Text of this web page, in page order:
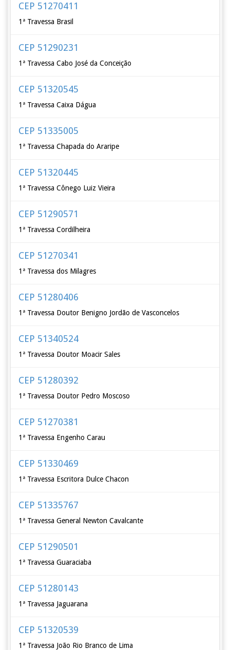
CEP 51270411
1ª Travessa Brasil
CEP 51290231
1ª Travessa Cabo José da Conceição
CEP 51320545
1ª Travessa Caixa Dágua
CEP 51335005
1ª Travessa Chapada do Araripe
CEP 51320445
1ª Travessa Cônego Luiz Vieira
CEP 51290571
1ª Travessa Cordilheira
CEP 51270341
1ª Travessa dos Milagres
CEP 51280406
1ª Travessa Doutor Benigno Jordão de Vasconcelos
CEP 51340524
1ª Travessa Doutor Moacir Sales
CEP 51280392
1ª Travessa Doutor Pedro Moscoso
CEP 51270381
1ª Travessa Engenho Carau
CEP 51330469
1ª Travessa Escritora Dulce Chacon
CEP 51335767
1ª Travessa General Newton Cavalcante
CEP 51290501
1ª Travessa Guaraciaba
CEP 51280143
1ª Travessa Jaguarana
CEP 51320539
1ª Travessa João Rio Branco de Lima